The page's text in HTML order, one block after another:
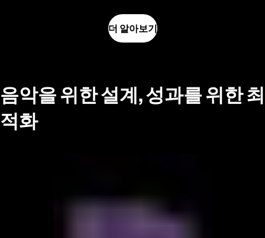
더 알아보기
음악을 위한 설계, 성과를 위한 최
적화